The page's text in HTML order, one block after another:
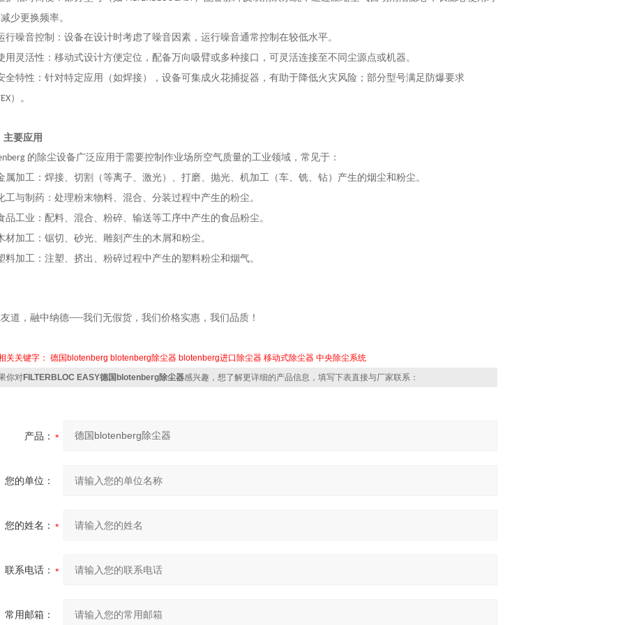
少更换频率。
行噪音控制：设备在设计时考虑了噪音因素，运行噪音通常控制在较低水平。
用灵活性：移动式设计方便定位，配备万向吸臂或多种接口，可灵活连接至不同尘源点或机器。
全特性：针对特定应用（如焊接），设备可集成火花捕捉器，有助于降低火灾风险；部分型号满足防爆要求
）。
主要应用
的除尘设备广泛应用于需要控制作业场所空气质量的工业领域，常见于：
属加工：焊接、切割（等离子、激光）、打磨、抛光、机加工（车、铣、钻）产生的烟尘和粉尘。
工与制药：处理粉末物料、混合、分装过程中产生的粉尘。
品工业：配料、混合、粉碎、输送等工序中产生的食品粉尘。
材加工：锯切、砂光、雕刻产生的木屑和粉尘。
料加工：注塑、挤出、粉碎过程中产生的塑料粉尘和烟气。
道，融中纳德-----我们无假货，我们价格实惠，我们品质！
关关键字： 德国blotenberg blotenberg除尘器 blotenberg进口除尘器 移动式除尘器 中央除尘系统
你对FILTERBLOC EASY德国blotenberg除尘器感兴趣，想了解更详细的产品信息，填写下表直接与厂家联系：
产品：
您的单位：
您的姓名：
联系电话：
常用邮箱：